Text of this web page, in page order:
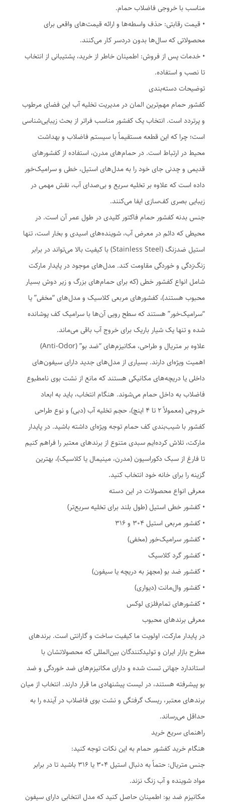
مناسب با خروجی فاضلاب حمام.
• قیمت رقابتی: حذف واسطه‌ها و ارائه قیمت‌های واقعی برای
محصولاتی که سال‌ها بدون دردسر کار می‌کنند.
• خدمات پس از فروش: اطمینان خاطر از خرید، پشتیبانی از انتخاب
تا نصب و استفاده.
توضیحات دسته‌بندی
کفشور حمام مهم‌ترین المان در مدیریت تخلیه آب این فضای مرطوب
و پرتردد است. انتخاب یک کفشور مناسب فراتر از بحث زیبایی‌شناسی
است؛ چرا که این قطعه مستقیماً با سیستم فاضلاب و بهداشت
محیط در ارتباط است. در حمام‌های مدرن، استفاده از کفشورهای
قدیمی و چدنی جای خود را به مدل‌های استیل، خطی و سرامیک‌خور
داده است که علاوه بر تخلیه سریع و بی‌صدای آب، نقش مهمی در
زیبایی بصری کف‌سازی ایفا می‌کنند.
جنس بدنه کفشور حمام فاکتور کلیدی در طول عمر آن است. در
محیطی که دائم در معرض آب، شوینده‌های اسیدی و بخار است، تنها
استیل ضدزنگ (Stainless Steel) با کیفیت بالا می‌تواند در برابر
زنگ‌زدگی و خوردگی مقاومت کند. مدل‌های موجود در پایدار مارکت
شامل انواع کفشور خطی (که برای حمام‌های بزرگ و زیر دوش بسیار
محبوب هستند)، کفشورهای مربعی کلاسیک و مدل‌های “مخفی” یا
“سرامیک‌خور” هستند که سطح رویی آن‌ها با سرامیک کف پوشانده
شده و تنها یک شیار باریک برای خروج آب باقی می‌ماند.
علاوه بر متریال و طراحی، مکانیزم‌های “ضد بو” (Anti-Odor)
اهمیت ویژه‌ای دارند. بسیاری از مدل‌های جدید دارای سیفون‌های
داخلی یا دریچه‌های مکانیکی هستند که مانع از نشت بوی نامطبوع
فاضلاب به داخل حمام می‌شوند. هنگام انتخاب، باید به ابعاد
خروجی (معمولاً 2 تا 4 اینچ)، حجم تخلیه آب (دبی) و نوع طراحی
کفشور با شیب‌بندی کف حمام توجه ویژه‌ای داشته باشید. در پایدار
مارکت، تلاش کرده‌ایم سبدی متنوع از برندهای معتبر را فراهم کنیم
تا فارغ از سبک دکوراسیون (مدرن، مینیمال یا کلاسیک)، بهترین
گزینه را برای خانه خود انتخاب کنید.
معرفی انواع محصولات در این دسته
• کفشور خطی استیل (طول بلند برای تخلیه سریع‌تر)
• کفشور مربعی استیل 304 و 316
• کفشور سرامیک‌خور (مخفی)
• کفشور گرد کلاسیک
• کفشور ضد بو (مجهز به دریچه یا سیفون)
• کفشور وال‌مانت (دیواری)
• کفشورهای تمام‌فلزی لوکس
معرفی برندهای محبوب
در پایدار مارکت، اولویت ما کیفیت ساخت و گارانتی است. برندهای
مطرح بازار ایران و تولیدکنندگان بین‌المللی که محصولاتشان با
استاندارد جهانی تست شده و دارای مکانیزم‌های ضد خوردگی و ضد
بو پیشرفته هستند، در لیست پیشنهادی ما قرار دارند. انتخاب از میان
برندهای معتبر، ریسک گرفتگی و نشت بوی فاضلاب در آینده را به
حداقل می‌رساند.
راهنمای سریع خرید
هنگام خرید کفشور حمام به این نکات توجه کنید:
جنس متریال: حتماً به دنبال استیل 304 یا 316 باشید تا در برابر
مواد شوینده و آب زنگ نزند.
مکانیزم ضد بو: اطمینان حاصل کنید که مدل انتخابی دارای سیفون